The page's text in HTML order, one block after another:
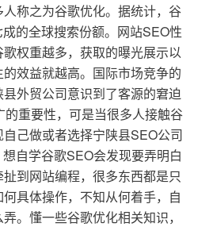
称之为谷歌优化。据统计，谷
的全球搜索份额。网站SEO性
权重越多，获取的曝光展示以
效益就越高。国际市场竞争的
外贸公司意识到了客源的窘迫
的重要性，可是当很多人接触谷
己做或者选择宁陕县SEO公司
自学谷歌SEO会发现要弄明白
到网站编程，很多东西都是只
具体操作，不知从何着手，自
。懂一些谷歌优化相关知识，